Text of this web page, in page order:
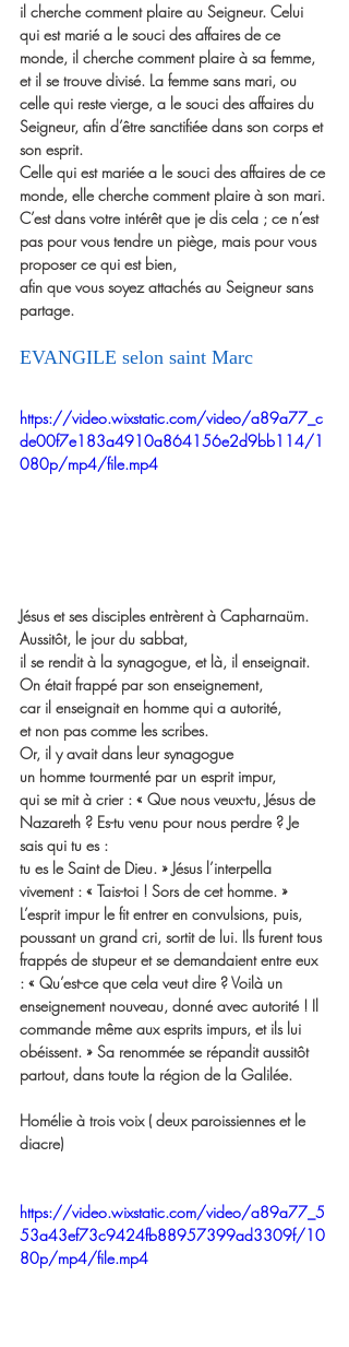
il cherche comment plaire au Seigneur. Celui
qui est marié a le souci des affaires de ce
monde, il cherche comment plaire à sa femme,
et il se trouve divisé. La femme sans mari, ou
celle qui reste vierge, a le souci des affaires du
Seigneur, afin d’être sanctifiée dans son corps et
son esprit.
Celle qui est mariée a le souci des affaires de ce
monde, elle cherche comment plaire à son mari.
C’est dans votre intérêt que je dis cela ; ce n’est
pas pour vous tendre un piège, mais pour vous
proposer ce qui est bien,
afin que vous soyez attachés au Seigneur sans
partage.
EVANGILE selon saint Marc
https://video.wixstatic.com/video/a89a77_c
de00f7e183a4910a864156e2d9bb114/1
080p/mp4/file.mp4
Jésus et ses disciples entrèrent à Capharnaüm.
Aussitôt, le jour du sabbat,
il se rendit à la synagogue, et là, il enseignait.
On était frappé par son enseignement,
car il enseignait en homme qui a autorité,
et non pas comme les scribes.
Or, il y avait dans leur synagogue
un homme tourmenté par un esprit impur,
qui se mit à crier : « Que nous veux-tu, Jésus de
Nazareth ? Es-tu venu pour nous perdre ? Je
sais qui tu es :
tu es le Saint de Dieu. » Jésus l’interpella
vivement : « Tais-toi ! Sors de cet homme. »
L’esprit impur le fit entrer en convulsions, puis,
poussant un grand cri, sortit de lui. Ils furent tous
frappés de stupeur et se demandaient entre eux
: « Qu’est-ce que cela veut dire ? Voilà un
enseignement nouveau, donné avec autorité ! Il
commande même aux esprits impurs, et ils lui
obéissent. » Sa renommée se répandit aussitôt
partout, dans toute la région de la Galilée.
Homélie à trois voix ( deux paroissiennes et le
diacre)
https://video.wixstatic.com/video/a89a77_5
53a43ef73c9424fb88957399ad3309f/10
80p/mp4/file.mp4